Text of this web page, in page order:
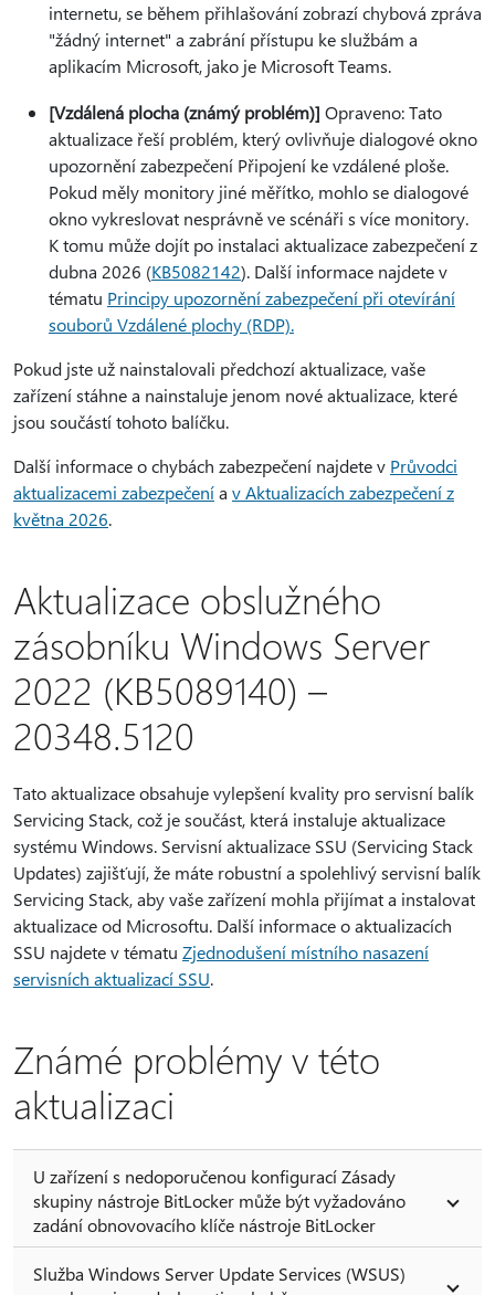
internetu, se během přihlašování zobrazí chybová zpráva
"žádný internet" a zabrání přístupu ke službám a
aplikacím Microsoft, jako je Microsoft Teams.
[Vzdálená plocha (známý problém)] Opraveno: Tato
aktualizace řeší problém, který ovlivňuje dialogové okno
upozornění zabezpečení Připojení ke vzdálené ploše.
Pokud měly monitory jiné měřítko, mohlo se dialogové
okno vykreslovat nesprávně ve scénáři s více monitory.
K tomu může dojít po instalaci aktualizace zabezpečení z
dubna 2026 (KB5082142). Další informace najdete v
tématu Principy upozornění zabezpečení při otevírání
souborů Vzdálené plochy (RDP).
Pokud jste už nainstalovali předchozí aktualizace, vaše
zařízení stáhne a nainstaluje jenom nové aktualizace, které
jsou součástí tohoto balíčku.
Další informace o chybách zabezpečení najdete v Průvodci
aktualizacemi zabezpečenía v Aktualizacích zabezpečení z
května 2026.
Aktualizace obslužného
zásobníku Windows Server
2022 (KB5089140) –
20348.5120
Tato aktualizace obsahuje vylepšení kvality pro servisní balík
Servicing Stack, což je součást, která instaluje aktualizace
systému Windows. Servisní aktualizace SSU (Servicing Stack
Updates) zajišťují, že máte robustní a spolehlivý servisní balík
Servicing Stack, aby vaše zařízení mohla přijímat a instalovat
aktualizace od Microsoftu. Další informace o aktualizacích
SSU najdete v tématu Zjednodušení místního nasazení
servisních aktualizací SSU.
Známé problémy v této
aktualizaci
U zařízení s nedoporučenou konfigurací Zásady
skupiny nástroje BitLocker může být vyžadováno
zadání obnovovacího klíče nástroje BitLocker
Služba Windows Server Update Services (WSUS)